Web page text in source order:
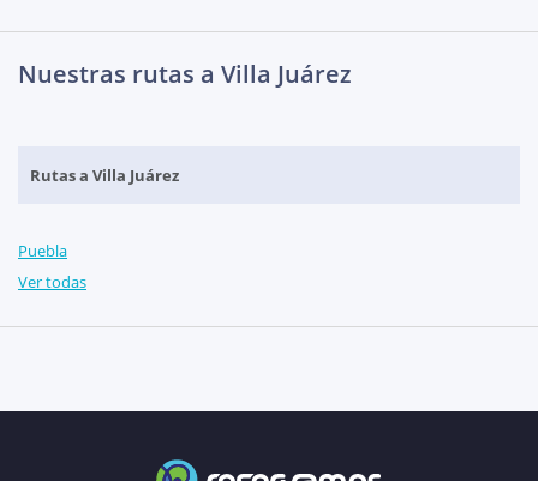
Nuestras rutas a Villa Juárez
Rutas a Villa Juárez
Puebla
Ver todas